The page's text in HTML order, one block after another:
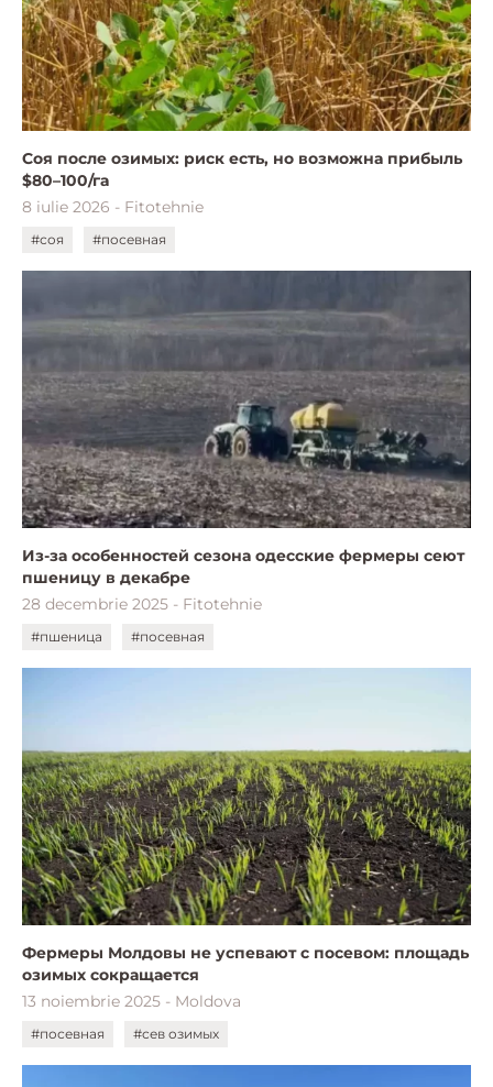
Соя после озимых: риск есть, но возможна прибыль
$80–100/га
8 iulie 2026 - Fitotehnie
#соя #посевная
Из-за особенностей сезона одесские фермеры сеют
пшеницу в декабре
28 decembrie 2025 - Fitotehnie
#пшеница #посевная
Фермеры Молдовы не успевают с посевом: площадь
озимых сокращается
13 noiembrie 2025 - Moldova
#посевная #сев озимых